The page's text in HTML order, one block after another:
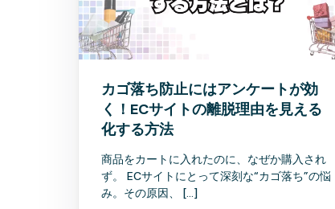
カゴ落ち防止にはアンケートが効
く！ECサイトの離脱理由を見える
化する方法
商品をカートに入れたのに、なぜか購入され
ず。 ECサイトにとって深刻な“カゴ落ち”の悩
み。その原因、 […]